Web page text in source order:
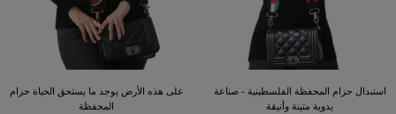
استبدال حزام المحفظة الفلسطينية - صناعة
يدوية متينة وأنيقة
على هذه الأرض يوجد ما يستحق الحياة حزام
المحفظة